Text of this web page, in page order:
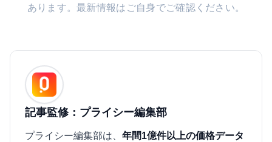
あります。最新情報はご自身でご確認ください。
記事監修：プライシー編集部
プライシー編集部は、 年間1億件以上の価格データ